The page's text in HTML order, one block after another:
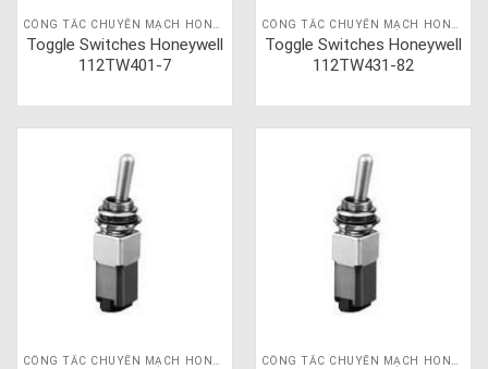
Toggle Switches Honeywell
112TW401-7
Toggle Switches Honeywell
112TW431-82
CÔNG TẮC CHUYỂN MẠCH HONEYWELL CÔNG TẮC CHUYỂN MẠCH HONEYWELL